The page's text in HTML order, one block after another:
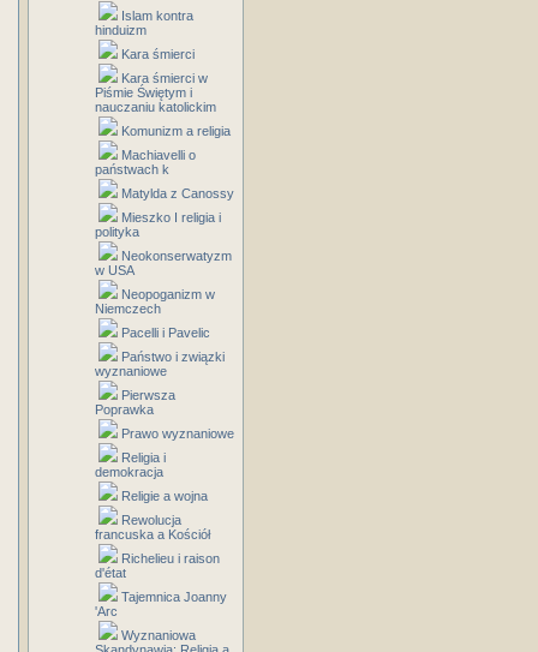
Islam kontra
hinduizm
Kara śmierci
Kara śmierci w
Piśmie Świętym i
nauczaniu katolickim
Komunizm a religia
Machiavelli o
państwach k
Matylda z Canossy
Mieszko I religia i
polityka
Neokonserwatyzm
w USA
Neopoganizm w
Niemczech
Pacelli i Pavelic
Państwo i związki
wyznaniowe
Pierwsza
Poprawka
Prawo wyznaniowe
Religia i
demokracja
Religie a wojna
Rewolucja
francuska a Kościół
Richelieu i raison
d'état
Tajemnica Joanny
'Arc
Wyznaniowa